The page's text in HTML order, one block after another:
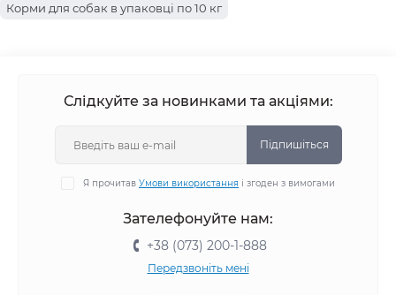
Корми для собак в упаковці по 10 кг
Корми для собак в упаковці по 7.5 кг
Корми для собак в упаковці по 1.2 кг
Корми для собак в упаковці по 5 кг
Слідкуйте за новинками та акціями:
Підпишіться
Я прочитав Умови використання і згоден з вимогами
Зателефонуйте нам:
+38 (073) 200-1-888
Передзвоніть мені